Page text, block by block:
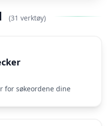
(31 verktøy)
for søkeordene dine